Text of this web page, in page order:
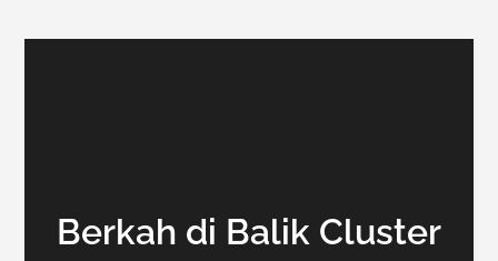
Berkah di Balik Cluster